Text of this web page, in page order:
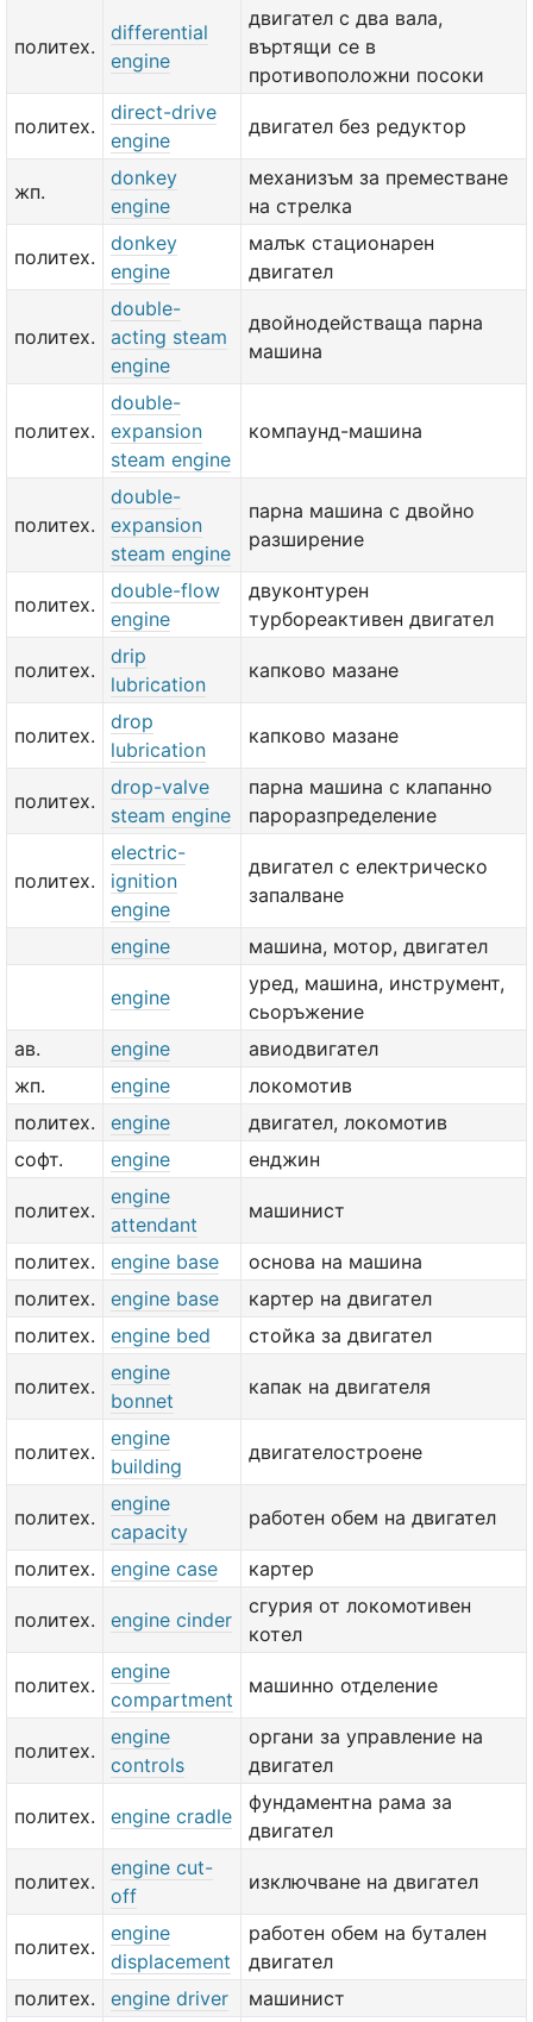
политех.
differential
engine
двигател с два вала,
въртящи се в
противоположни посоки
политех.
direct-drive
engine
двигател без редуктор
жп.
donkey
engine
механизъм за преместване
на стрелка
политех.
donkey
engine
малък стационарен
двигател
политех.
double-
acting steam
engine
двойнодействаща парна
машина
политех.
double-
expansion
steam engine
компаунд-машина
политех.
double-
expansion
steam engine
парна машина с двойно
разширение
политех.
double-flow
engine
двуконтурен
турбореактивен двигател
политех.
drip
lubrication
капково мазане
политех.
drop
lubrication
капково мазане
политех.
drop-valve
steam engine
парна машина с клапанно
пароразпределение
политех.
electric-
ignition
engine
двигател с електрическо
запалване
engine машина, мотор, двигател
engine
уред, машина, инструмент,
сьоръжение
ав.
engine
авиодвигател
жп.
engine
локомотив
политех.
engine
двигател, локомотив
софт.
engine енджин
политех.
engine
attendant
машинист
политех. engine base
основа на машина
политех.
engine base
картер на двигател
политех.
engine bed стойка за двигател
политех.
engine
bonnet
капак на двигателя
политех.
engine
building
двигателостроене
политех.
engine
capacity
работен обем на двигател
политех. engine case картер
политех. engine cinder
сгурия от локомотивен
котел
политех.
engine
compartment
машинно отделение
политех.
engine
controls
органи за управление на
двигател
политех. engine cradle
фундаментна рама за
двигател
политех.
engine cut-
off
изключване на двигател
политех.
engine
displacement
работен обем на бутален
двигател
политех.
engine driver
машинист